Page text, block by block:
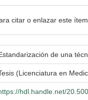
citar o enlazar este
de una
(Licenciatura en
hdl.handle.net/